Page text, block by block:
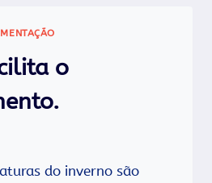
o
do inverno são